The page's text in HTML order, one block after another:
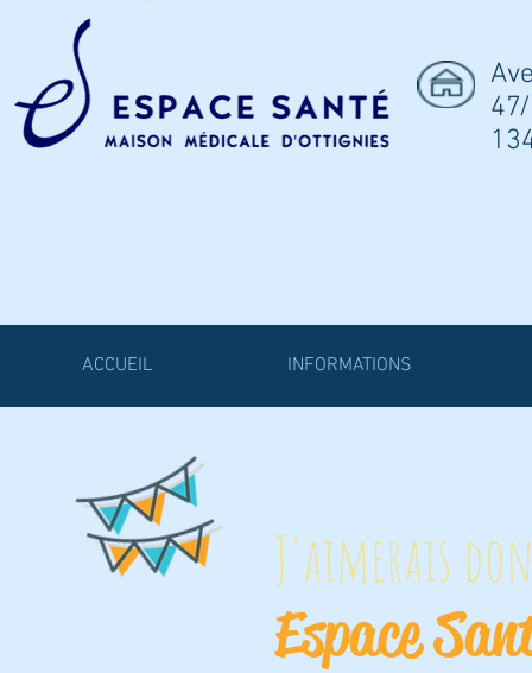
ACCUEIL INFORMATIONS
J'aimerais
Espace